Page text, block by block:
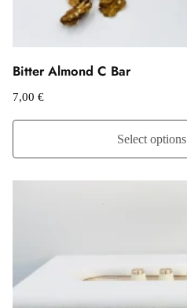
Bitter Almond C Bar
7,00 €
Select options